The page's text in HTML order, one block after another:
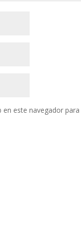
este navegador